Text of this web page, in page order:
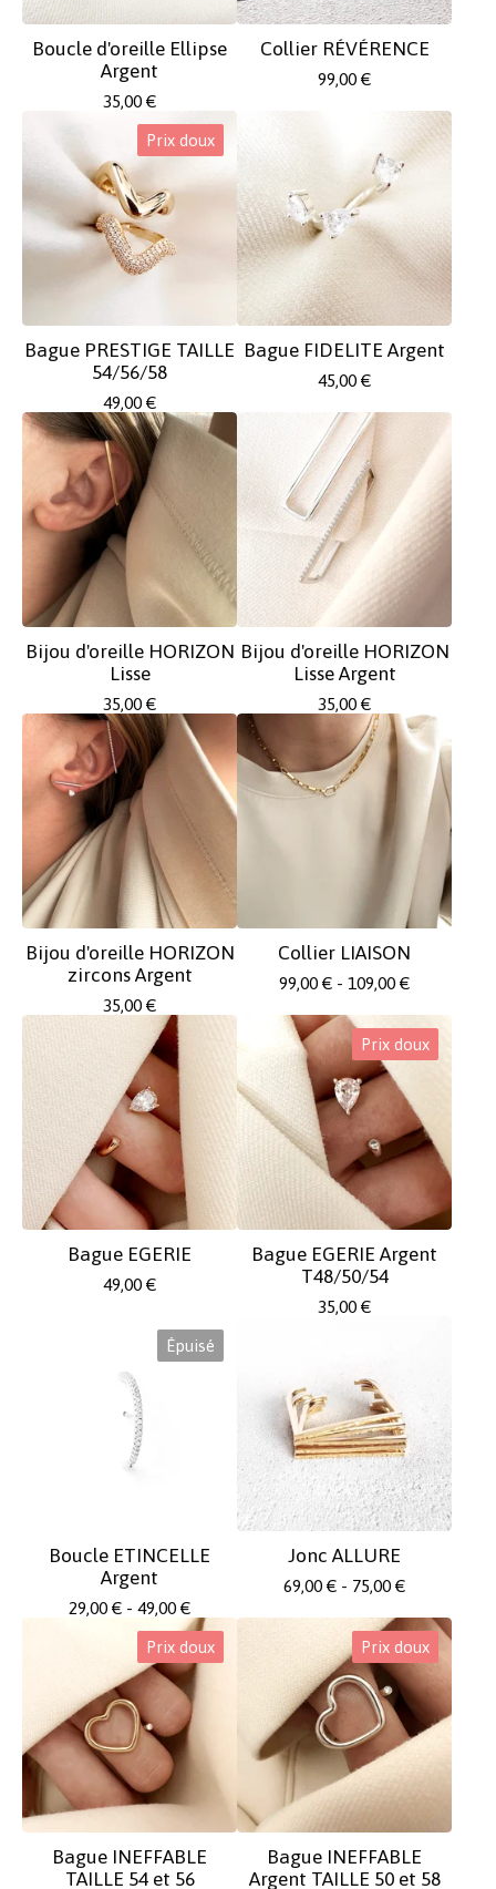
Boucle d'oreille Ellipse
Argent
35,00 €
Collier RÉVÉRENCE
99,00 €
Prix doux
Bague PRESTIGE TAILLE
54/56/58
49,00 €
Bague FIDELITE Argent
45,00 €
Bijou d'oreille HORIZON
Lisse
35,00 €
Bijou d'oreille HORIZON
Lisse Argent
35,00 €
Bijou d'oreille HORIZON
zircons Argent
35,00 €
Collier LIAISON
99,00 € - 109,00 €
Bague EGERIE
49,00 €
Prix doux
Bague EGERIE Argent
T48/50/54
35,00 €
Épuisé
Boucle ETINCELLE
Argent
29,00 € - 49,00 €
Jonc ALLURE
69,00 € - 75,00 €
Prix doux
Bague INEFFABLE
TAILLE 54 et 56
Prix doux
Bague INEFFABLE
Argent TAILLE 50 et 58